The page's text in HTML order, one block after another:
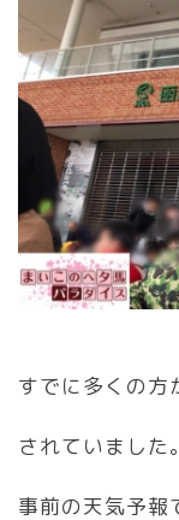
すでに多くの方
されていました。
事前の天気予報